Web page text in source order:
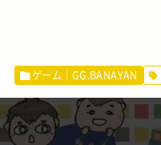
ゲーム｜GG.BANAYAN